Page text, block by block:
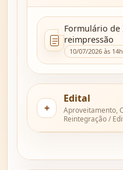
Formulário de
reimpressão
10/07/2026 às
Edital
Aproveitamento,
Reintegração /